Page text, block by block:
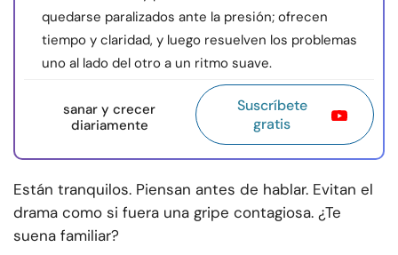
quedarse paralizados ante la presión; ofrecen
tiempo y claridad, y luego resuelven los problemas
uno al lado del otro a un ritmo suave.
sanar y crecer
diariamente
Suscríbete
gratis
Están tranquilos. Piensan antes de hablar. Evitan el
drama como si fuera una gripe contagiosa. ¿Te
suena familiar?